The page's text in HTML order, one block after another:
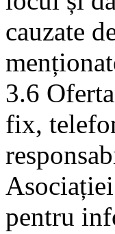
cauzate
3.6
fix,
pentru